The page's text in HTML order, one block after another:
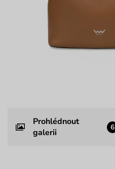
Prohlédnout
galerii
6